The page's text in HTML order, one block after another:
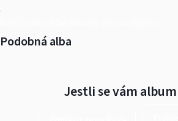
Podobná alba
Jestli se vám